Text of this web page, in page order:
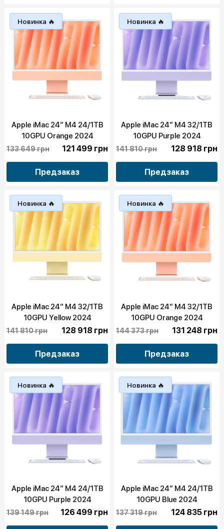
Новинка 🔥
Apple iMac 24” M4 24/1TB
10GPU Orange 2024
133 649 грн 121 499 грн
Предзаказ
Новинка 🔥
Apple iMac 24” M4 32/1TB
10GPU Purple 2024
141 810 грн 128 918 грн
Предзаказ
Новинка 🔥
Apple iMac 24” M4 32/1TB
10GPU Yellow 2024
141 810 грн 128 918 грн
Предзаказ
Новинка 🔥
Apple iMac 24” M4 32/1TB
10GPU Orange 2024
144 373 грн 131 248 грн
Предзаказ
Новинка 🔥
Apple iMac 24” M4 24/1TB
10GPU Purple 2024
139 149 грн 126 499 грн
Новинка 🔥
Apple iMac 24” M4 24/1TB
10GPU Blue 2024
(Z1EQ000AL)
137 319 грн 124 835 грн